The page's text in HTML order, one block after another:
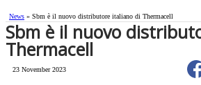
News » Sbm è il nuovo distributore italiano di Thermacell
Sbm è il nuovo
Thermacell
23 November 2023